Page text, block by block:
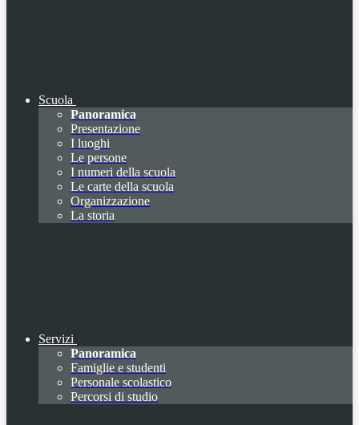
Scuola
Panoramica
Presentazione
I luoghi
Le persone
I numeri della scuola
Le carte della scuola
Organizzazione
La storia
Servizi
Panoramica
Famiglie e studenti
Personale scolastico
Percorsi di studio